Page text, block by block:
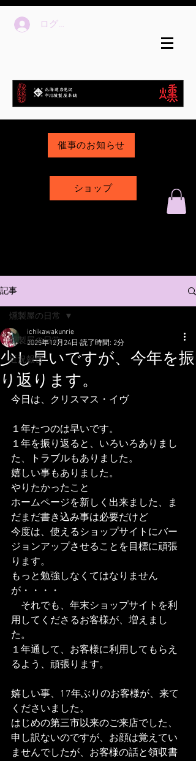
ログイン
催事のお知らせ
ショップ
記事
燻製屋の日常
近況報告
燻製屋の日常
少し早いですが、今年を振
り返ります。
ichikawakunrie
2025年12月24日 読了時間: 2分
今日は、クリスマス・イヴ
１年たつのは早いです。
１年を振り返ると、いろいろありまし
た、トラブルもありました。
嬉しい事もありました。
やりたかったこと
ホームページを新しく出来ました、ま
だまだ書き込み事は必要だけど
今度は、使えるショップサイトにバー
ジョンアップさせることを目標に頑張
ります。
もっと勉強しなくてはなりません
が・・・・
それでも、年末ショップサイトを利
用してくださるお客様が、増えまし
た。
１年通して、お客様に利用してもらえ
るよう、頑張ります。
嬉しい事、17年ぶりのお客様が、来て
くださいました。
はじめの第三市以来のご来店でした、
申し訳ないのですが、お顔は覚えてい
ませんでしたが、お客様の話と領収書